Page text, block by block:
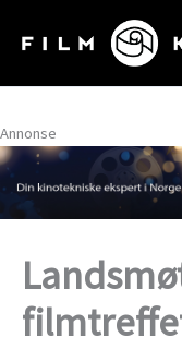
rett
innholdet
Annonse